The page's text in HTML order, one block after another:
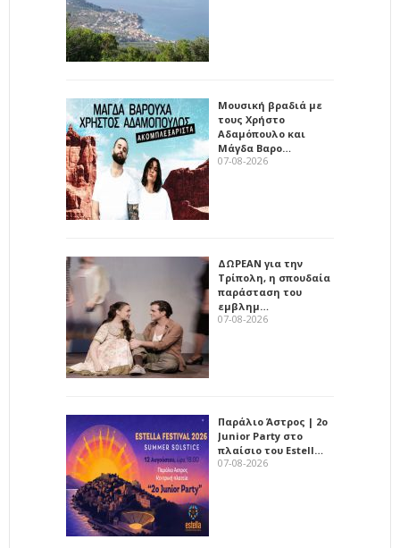
Μουσική βραδιά με
τους Χρήστο
Αδαμόπουλο και
Μάγδα Βαρο…
07-08-2026
ΔΩΡΕΑΝ για την
Τρίπολη, η σπουδαία
παράσταση του
εμβλημ…
07-08-2026
Παράλιο Άστρος | 2ο
Junior Party στο
πλαίσιο του Estell…
07-08-2026